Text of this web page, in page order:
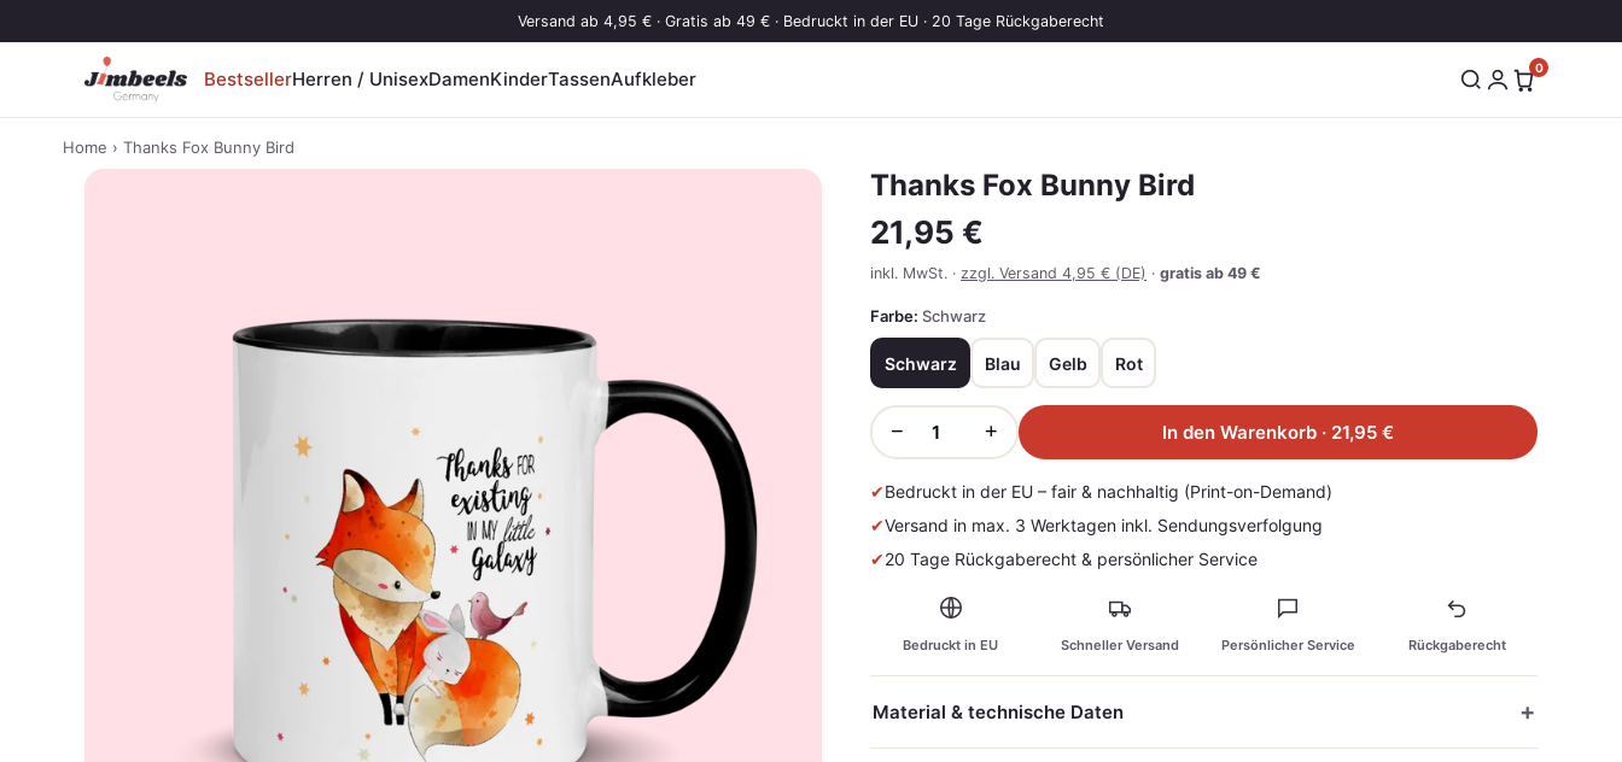
Versand ab 4,95 € · Gratis ab 49 € · Bedruckt in der EU · 20 Tage Rückgaberecht
BestsellerHerren / UnisexDamenKinderTassenAufkleber 0
Home › Thanks Fox Bunny Bird
Thanks Fox Bunny Bird
21,95 €
inkl. MwSt. ·zzgl. Versand 4,95 € (DE) ·gratis ab 49 €
Farbe:Schwarz
Schwarz Blau Gelb Rot
− + In den Warenkorb · 21,95 €
✔Bedruckt in der EU – fair & nachhaltig (Print-on-Demand)
✔Versand in max. 3 Werktagen inkl. Sendungsverfolgung
✔20 Tage Rückgaberecht & persönlicher Service
Bedruckt in EU Schneller Versand Persönlicher Service Rückgaberecht
Material & technische Daten